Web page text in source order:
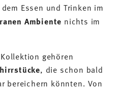
Essen und Trinken im
Ambiente nichts im
gehören
, die schon bald
bereichern könnten. Von